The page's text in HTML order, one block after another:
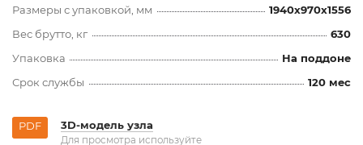
Размеры с упаковкой, мм
1940x970x1556
Вес брутто, кг
630
Упаковка
На поддоне
Срок службы
120 мес
PDF 3D-модель узла
Для просмотра используйте